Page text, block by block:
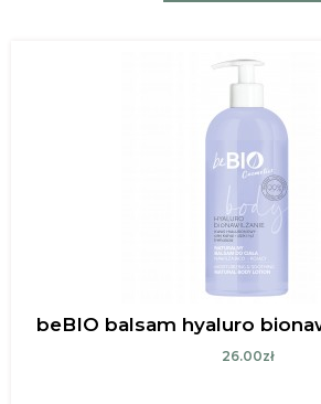
beBIO balsam hyaluro
26.00zł